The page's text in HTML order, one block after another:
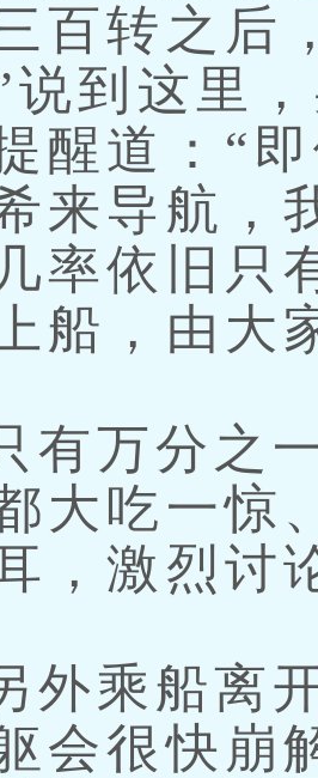
百转之后
说到这里
醒道：“
来导航，
率依旧只
船，由大
万分之
大吃一惊
，激烈讨
乘船离
会很快崩